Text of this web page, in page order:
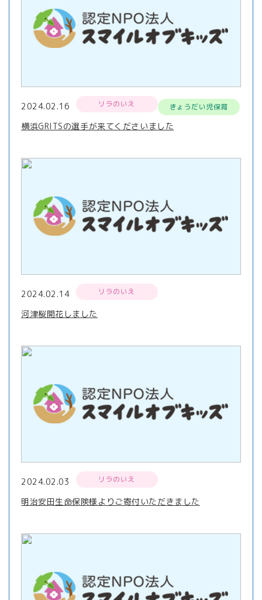
2024.02.16 リラのいえ きょうだい児保育
横浜GRITSの選手が来てくださいました
2024.02.14 リラのいえ
河津桜開花しました
2024.02.03 リラのいえ
明治安田生命保険様よりご寄付いただきました